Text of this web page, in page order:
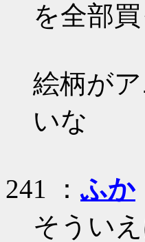
を全部
絵柄が
いな
241 ：ふか
そうい